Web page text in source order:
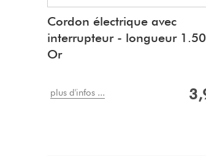
Cordon électrique avec
interrupteur - longueur
Or
plus d'infos ...